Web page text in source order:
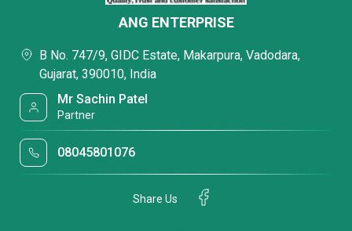
ANG ENTERPRISE
B No. 747/9, GIDC Estate, Makarpura, Vadodara,
Gujarat, 390010, India
Mr Sachin Patel
Partner
08045801076
Share Us